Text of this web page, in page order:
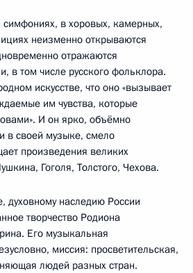
симфониях, в хоровых, камерных,
неизменно открываются
отражаются
в том числе русского фольклора.
искусстве, что оно «вызывает
им чувства, которые
И он ярко, объёмно
в своей музыке, смело
произведения великих
Гоголя, Толстого, Чехова.
духовному наследию России
творчество Родиона
Его музыкальная
миссия: просветительская,
людей разных стран.